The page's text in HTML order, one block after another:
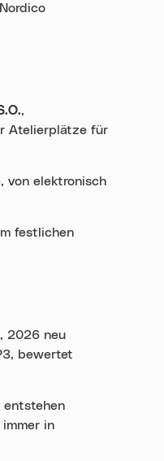
,
Atelierplätze für
von elektronisch
festlichen
2026 neu
bewertet
entstehen
in